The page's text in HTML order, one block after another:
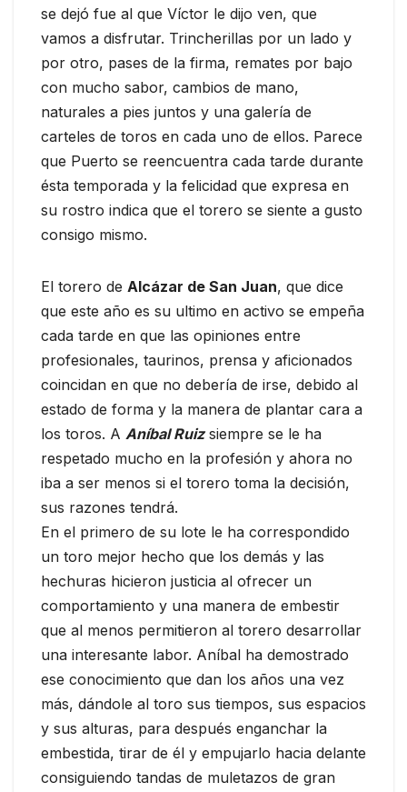
se dejó fue al que Víctor le dijo ven, que
vamos a disfrutar. Trincherillas por un lado y
por otro, pases de la firma, remates por bajo
con mucho sabor, cambios de mano,
naturales a pies juntos y una galería de
carteles de toros en cada uno de ellos. Parece
que Puerto se reencuentra cada tarde durante
ésta temporada y la felicidad que expresa en
su rostro indica que el torero se siente a gusto
consigo mismo.
El torero de Alcázar de San Juan, que dice
que este año es su ultimo en activo se empeña
cada tarde en que las opiniones entre
profesionales, taurinos, prensa y aficionados
coincidan en que no debería de irse, debido al
estado de forma y la manera de plantar cara a
los toros. A Aníbal Ruiz siempre se le ha
respetado mucho en la profesión y ahora no
iba a ser menos si el torero toma la decisión,
sus razones tendrá.
En el primero de su lote le ha correspondido
un toro mejor hecho que los demás y las
hechuras hicieron justicia al ofrecer un
comportamiento y una manera de embestir
que al menos permitieron al torero desarrollar
una interesante labor. Aníbal ha demostrado
ese conocimiento que dan los años una vez
más, dándole al toro sus tiempos, sus espacios
y sus alturas, para después enganchar la
embestida, tirar de él y empujarlo hacia delante
consiguiendo tandas de muletazos de gran